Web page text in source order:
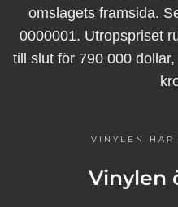
omslagets framsida.
0000001. Utropspriset
till slut för 790 000
VINYLEN HAR
Vinylen